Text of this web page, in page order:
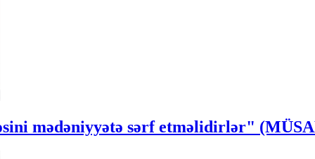
mədəniyyətə sərf etməlidirlər"